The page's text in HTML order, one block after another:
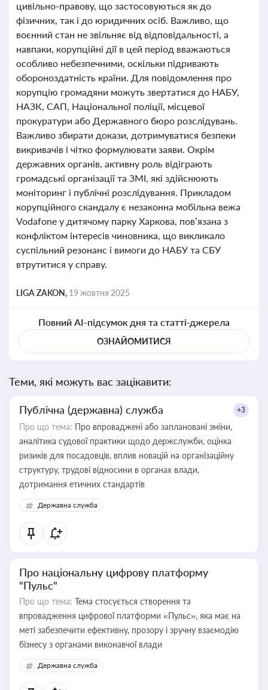
цивільно-правову, що застосовуються як до
фізичних, так і до юридичних осіб. Важливо, що
воєнний стан не звільняє від відповідальності, а
навпаки, корупційні дії в цей період вважаються
особливо небезпечними, оскільки підривають
обороноздатність країни. Для повідомлення про
корупцію громадяни можуть звертатися до НАБУ,
НАЗК, САП, Національної поліції, місцевої
прокуратури або Державного бюро розслідувань.
Важливо збирати докази, дотримуватися безпеки
викривачів і чітко формулювати заяви. Окрім
державних органів, активну роль відіграють
громадські організації та ЗМІ, які здійснюють
моніторинг і публічні розслідування. Прикладом
корупційного скандалу є незаконна мобільна вежа
Vodafone у дитячому парку Харкова, пов’язана з
конфліктом інтересів чиновника, що викликало
суспільний резонанс і вимоги до НАБУ та СБУ
втрутитися у справу.
LIGA ZAKON, 19 жовтня 2025
Повний AI-підсумок дня та статті-джерела
ОЗНАЙОМИТИСЯ
Теми, які можуть вас зацікавити:
Публічна (державна) служба +3
Про що тема: Про впроваджені або заплановані зміни,
аналітика судової практики щодо держслужби, оцінка
ризиків для посадовців, вплив новацій на організаційну
структуру, трудові відносини в органах влади,
дотримання етичних стандартів
Державна служба
Про національну цифрову платформу
"Пульс"
Про що тема: Тема стосується створення та
впровадження цифрової платформи «Пульс», яка має на
меті забезпечити ефективну, прозору і зручну взаємодію
бізнесу з органами виконавчої влади
Державна служба